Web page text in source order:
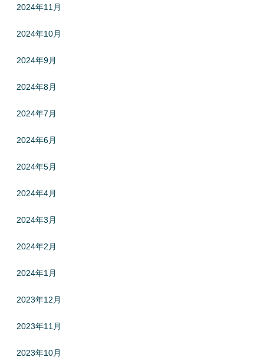
2024年11月
2024年10月
2024年9月
2024年8月
2024年7月
2024年6月
2024年5月
2024年4月
2024年3月
2024年2月
2024年1月
2023年12月
2023年11月
2023年10月